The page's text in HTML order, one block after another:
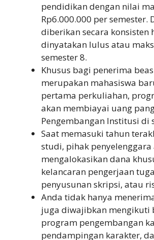
pendidikan dengan nilai
Rp6.000.000 per semester.
diberikan secara konsisten
dinyatakan lulus atau
semester 8.
Khusus bagi penerima
merupakan mahasiswa
pertama perkuliahan,
akan membiayai uang
Pengembangan Institusi di
Saat memasuki tahun
studi, pihak penyelenggara
mengalokasikan dana
kelancaran pengerjaan
penyusunan skripsi, atau
Anda tidak hanya
juga diwajibkan mengikuti
program pengembangan
pendampingan karakter,